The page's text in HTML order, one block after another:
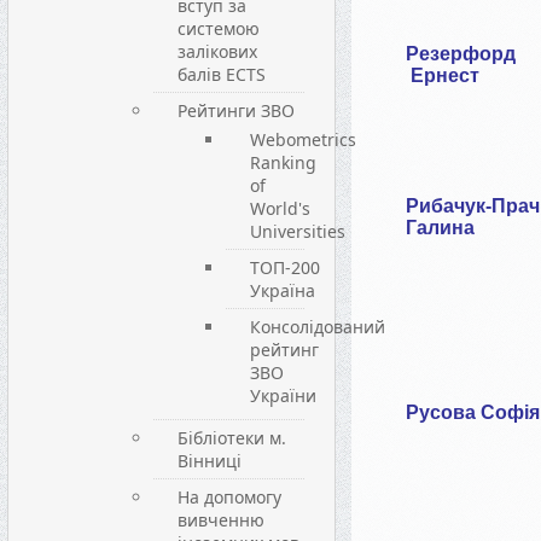
вступ за
системою
залікових
балів ECTS
Рейтинги ЗВО
Webometrics
Ranking
of
World's
Universities
ТОП-200
Україна
Консолідований
рейтинг
ЗВО
України
Бібліотеки м.
Вінниці
На допомогу
вивченню
Резерфорд
Ернест
Рибачук-Прач
Галина
Русова